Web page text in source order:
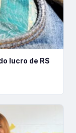
lucro de R$